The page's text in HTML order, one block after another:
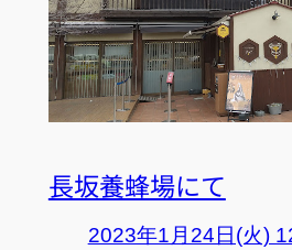
長坂養蜂場にて
2023年1月24日(火)